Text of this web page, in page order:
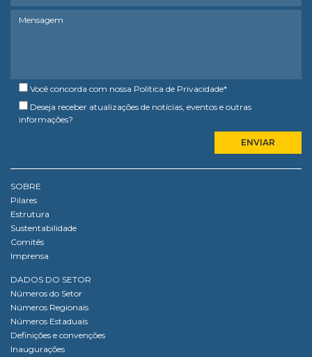
Você concorda com nossa Política de Privacidade*
Deseja receber atualizações de notícias, eventos e outras
informações?
SOBRE
Pilares
Estrutura
Sustentabilidade
Comitês
Imprensa
DADOS DO SETOR
Números do Setor
Números Regionais
Números Estaduais
Definições e convenções
Inaugurações